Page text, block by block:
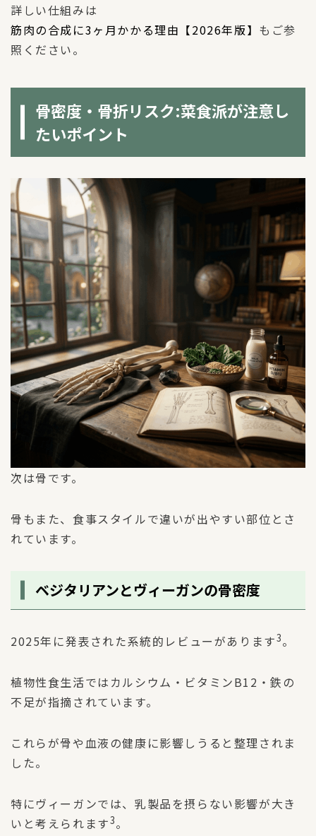
詳しい仕組みは
筋肉の合成に3ヶ月かかる理由【2026年版】 もご参
照ください。
骨密度・骨折リスク:菜食派が注意し
たいポイント
次は骨です。
骨もまた、食事スタイルで違いが出やすい部位とさ
れています。
ベジタリアンとヴィーガンの骨密度
2025年に発表された系統的レビューがあります3。
植物性食生活ではカルシウム・ビタミンB12・鉄の
不足が指摘されています。
これらが骨や血液の健康に影響しうると整理されま
した。
特にヴィーガンでは、乳製品を摂らない影響が大き
いと考えられます3。